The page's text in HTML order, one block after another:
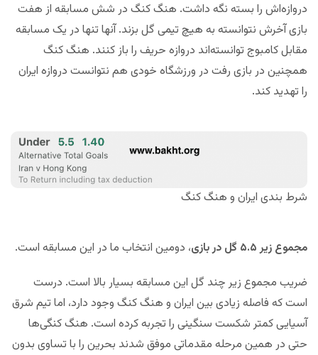
دروازه‌اش را بسته نگه داشت. هنگ کنگ در شش مسابقه از هفت
بازی آخرش نتوانسته به هیچ تیمی گل بزند. آنها تنها در یک مسابقه
مقابل کامبوج توانسته‌اند دروازه حریف را باز کنند. هنگ کنگ
همچنین در بازی رفت در ورزشگاه خودی هم نتوانست دروازه ایران
را تهدید کند.
شرط بندی ایران و هنگ کنگ
مجموع زیر ۵.۵ گل در بازی
، دومین انتخاب ما در این مسابقه است.
ضریب مجموع زیر چند گل این مسابقه بسیار بالا است. درست
است که فاصله زیادی بین ایران و هنگ کنگ وجود دارد، اما تیم شرق
آسیایی کمتر شکست سنگینی را تجربه کرده است. هنگ کنگی‌ها
حتی در همین مرحله مقدماتی موفق شدند بحرین را با تساوی بدون